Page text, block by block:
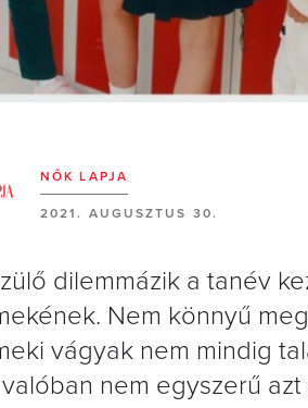
NŐK LAPJA
2021. AUGUSZTUS 30.
dilemmázik a tanév
Nem könnyű
vágyak nem mindig
nem egyszerű